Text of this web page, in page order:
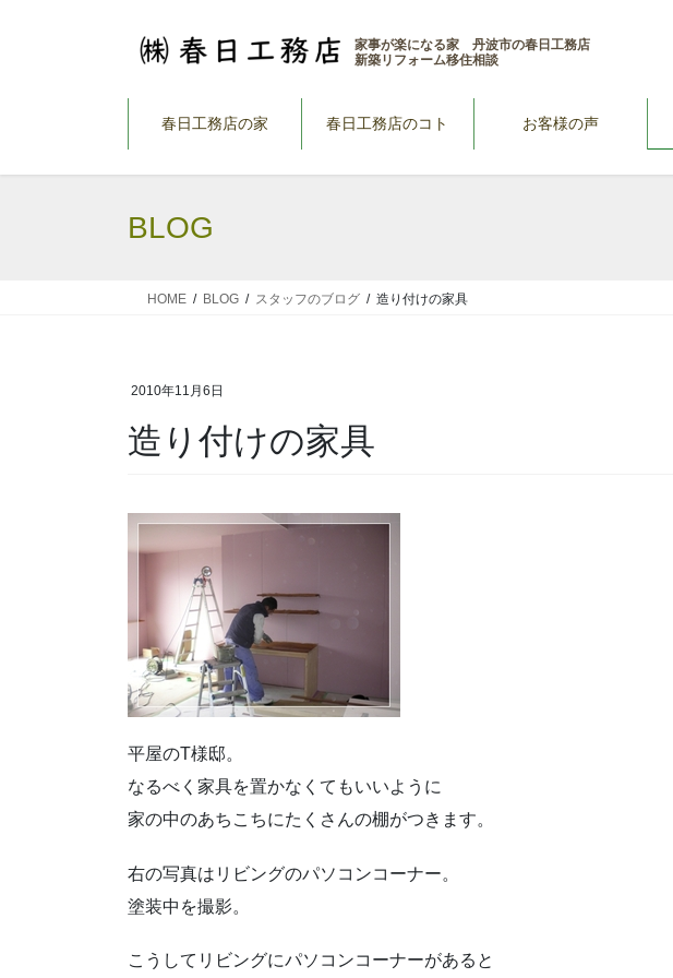
家事が楽になる家 丹波市の春日工務店
新築リフォーム移住相談
春日工務店の家 春日工務店のコト お客様の声
BLOG
HOME BLOG スタッフのブログ 造り付けの家具
2010年11月6日
造り付けの家具
平屋のT様邸。
なるべく家具を置かなくてもいいように
家の中のあちこちにたくさんの棚がつきます。
右の写真はリビングのパソコンコーナー。
塗装中を撮影。
こうしてリビングにパソコンコーナーがあると